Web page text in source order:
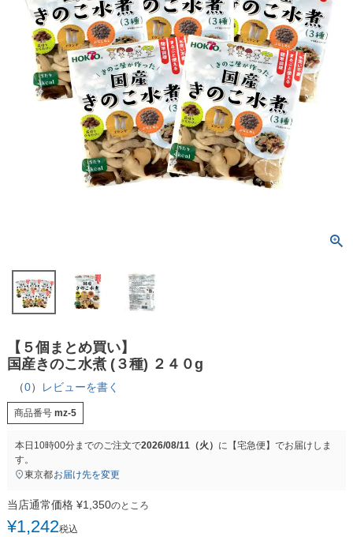
【５個まとめ買い】
国産きのこ水煮 (３種) ２４０g
（0） レビューを書く
商品番号 mz-5
本日 10時00分までのご注文で2026/08/11（火） に 【宅急便】 でお届けしま
す。
東京都お届け先を変更
当店通常価格 ¥1,350のところ
¥1,242税込